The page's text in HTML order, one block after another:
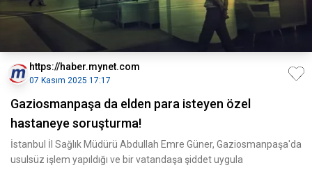
https://haber.mynet.com
07 Kasım 2025 17:17
Gaziosmanpaşa da elden para isteyen özel
hastaneye soruşturma!
İstanbul İl Sağlık Müdürü Abdullah Emre Güner, Gaziosmanpaşa'da
usulsüz işlem yapıldığı ve bir vatandaşa şiddet uygula